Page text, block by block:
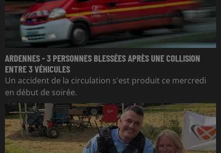
ARDENNES - 3 PERSONNES BLESSÉES APRÈS UNE COLLISION
ENTRE 3 VÉHICULES
Un accident de la circulation s'est produit ce mercredi
en début de soirée.